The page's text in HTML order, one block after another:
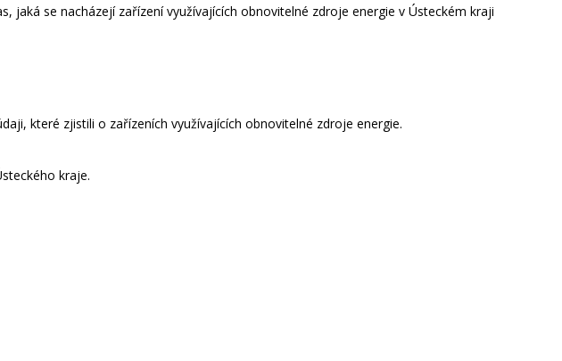
jaká se nacházejí zařízení využívajících obnovitelné zdroje energie v Ústeckém kraji
které zjistili o zařízeních využívajících obnovitelné zdroje energie.
kraje.